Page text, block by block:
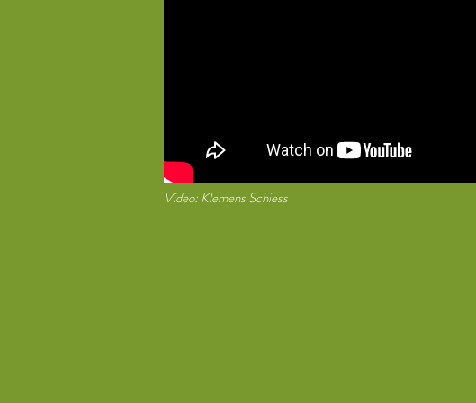
Video: Klemens Schiess